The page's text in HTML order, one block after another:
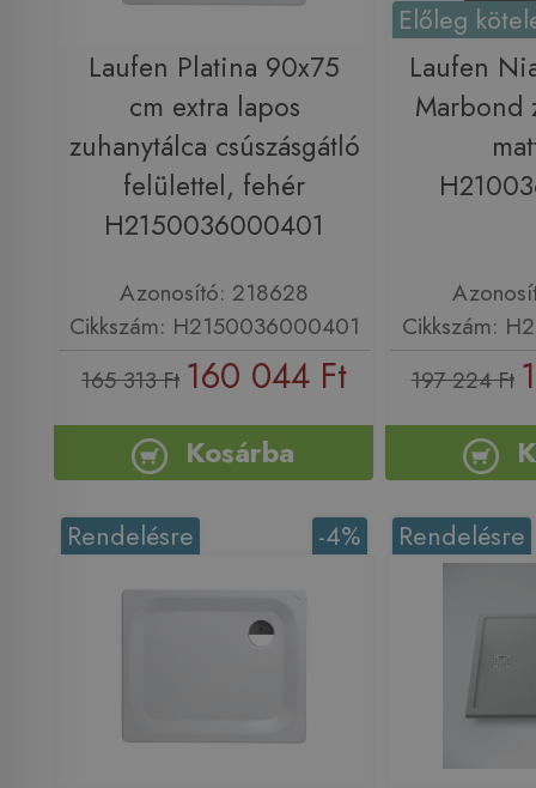
Laufen Platina 90x75
cm extra lapos
zuhanytálca csúszásgátló
felülettel, fehér
H2150036000401
Azonosító: 218628
Cikkszám: H2150036000401
165 313 Ft 160 044 Ft
Kosárba
Előleg
Laufen
Marbond
Cikkszám:
197 224 Ft
-4%
Rendelésre Rendelésre